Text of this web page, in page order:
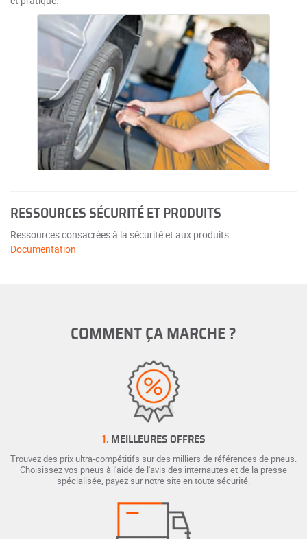
RESSOURCES SÉCURITÉ ET PRODUITS
Ressources consacrées à la sécurité et aux produits.
Documentation
COMMENT ÇA MARCHE ?
1. MEILLEURES OFFRES
Trouvez des prix ultra-compétitifs sur des milliers de références de pneus.
Choisissez vos pneus à l'aide de l'avis des internautes et de la presse
spécialisée, payez sur notre site en toute sécurité.